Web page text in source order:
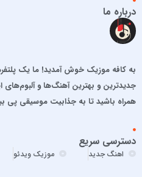
افشین خان
الجان
امید آمری
امید حاجیلی
امید مهداد
امیر تتلو
درباره ما
به کافه موزیک خوش آمدید! ما یک
جدیدترین و بهترین آهنگ‌ها و آلبوم‌های
همراه باشید تا به جذابیت موسیقی پی
دسترسی سریع
اهنگ جدید موزیک ویدئو